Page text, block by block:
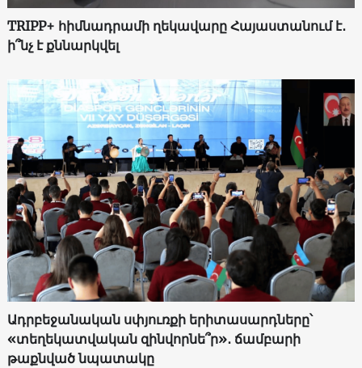
TRIPP+ հիմնադրամի ղեկավարը Հայաստանում է․
ի՞նչ է քննարկվել
Ադրբեջանական սփյուռքի երիտասարդները՝
«տեղեկատվական զինվորնե՞ր»․ ճամբարի
թաքնված նպատակը